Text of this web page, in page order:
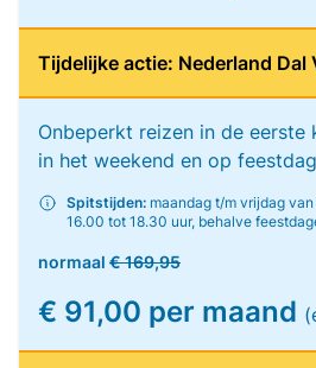
Tijdelijke actie: Nederland Dal
Onbeperkt reizen in de eerste
in het weekend en op
Spitstijden: maandag t/m vrijdag
16.00 tot 18.30 uur, behalve
normaal € 169,95
€ 91,00 per maand